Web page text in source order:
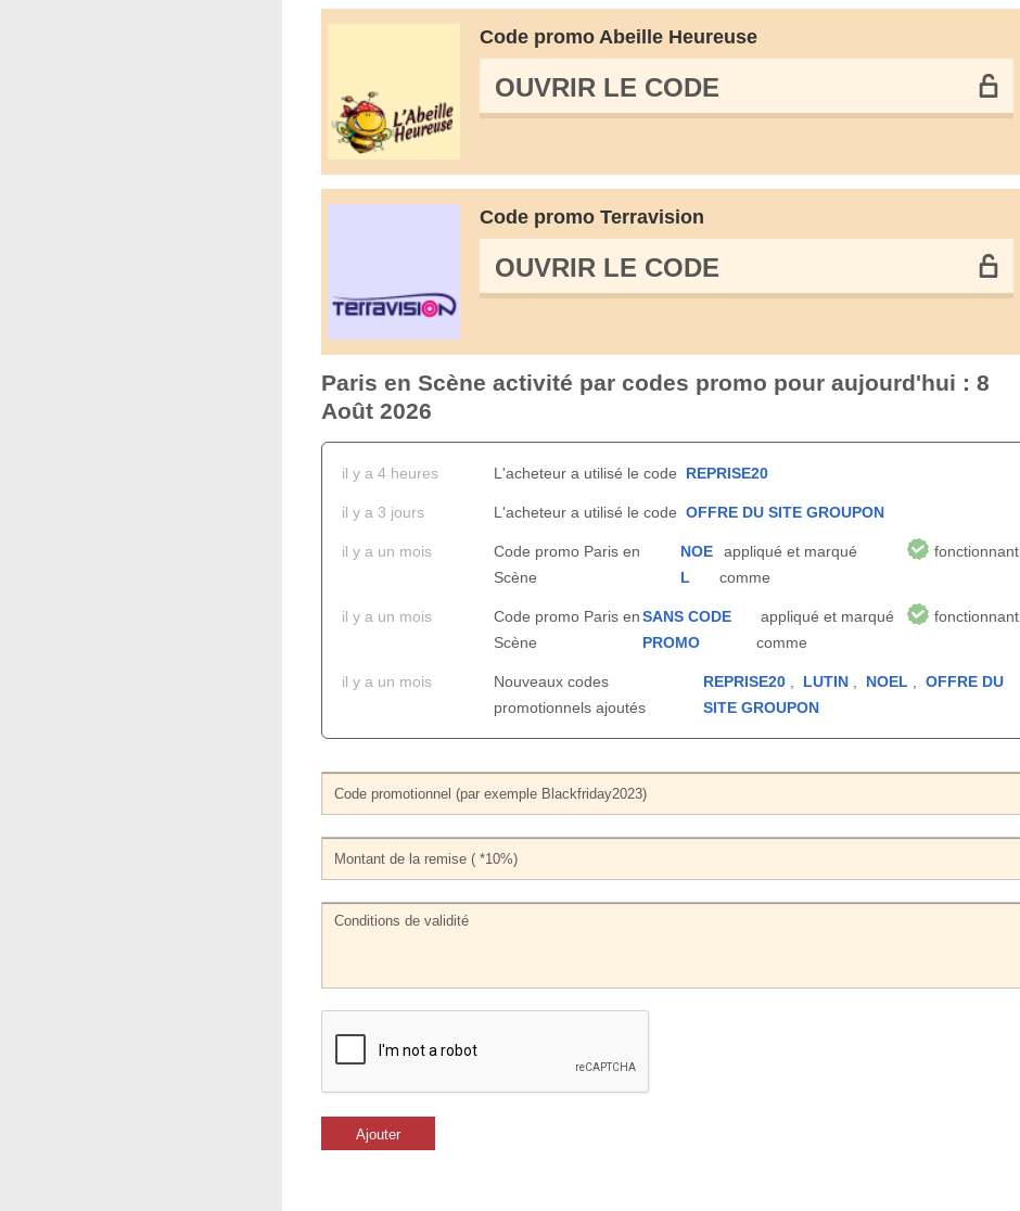
Code promo Abeille Heureuse
OUVRIR LE СODE
Code promo Terravision
OUVRIR LE СODE
Paris en Scène activité par codes promo pour aujourd'hui : 8
Août 2026
il y a 4 heures L'acheteur a utilisé le code REPRISE20
il y a 3 jours L'acheteur a utilisé le code OFFRE DU SITE GROUPON
il y a un mois
Code promo Paris en
Scène
NOE
L
appliqué et marqué
comme
fonctionnant
il y a un mois
Code promo Paris en
Scène
SANS CODE
PROMO
appliqué et marqué
comme
fonctionnant
il y a un mois
Nouveaux codes
promotionnels ajoutés
REPRISE20 LUTIN NOEL ,OFFRE DU
SITE GROUPON
Ajouter